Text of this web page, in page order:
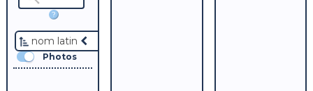
?
nom latin
Photos